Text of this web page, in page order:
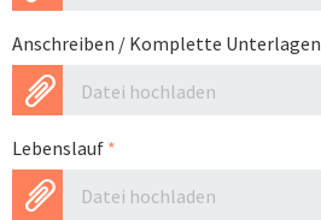
Anschreiben / Komplette Unterlagen
Datei hochladen
Lebenslauf *
Datei hochladen